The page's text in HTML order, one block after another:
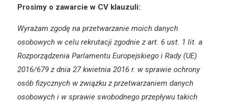
Prosimy o zawarcie w CV klauzuli:
Wyrażam zgodę na przetwarzanie moich danych
osobowych w celu rekrutacji zgodnie z art. 6 ust. 1 lit. a
Rozporządzenia Parlamentu Europejskiego i Rady (UE)
2016/679 z dnia 27 kwietnia 2016 r. w sprawie ochrony
osób fizycznych w związku z przetwarzaniem danych
osobowych i w sprawie swobodnego przepływu takich